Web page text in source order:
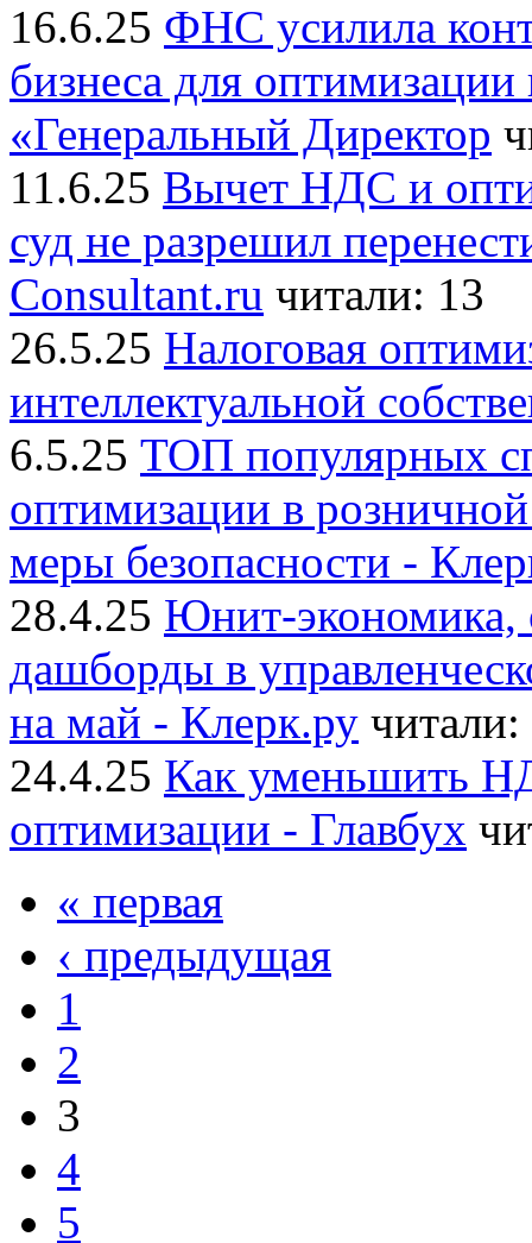
16.6.25 ФНС усилила
бизнеса для
«Генеральный Директор
11.6.25 Вычет НДС и
суд не разрешил
Consultant.ru читали: 13
26.5.25 Налоговая
интеллектуальной
6.5.25 ТОП популярных
оптимизации в
меры безопасности -
28.4.25 Юнит-экономика,
дашборды в
на май - Клерк.ру читали:
24.4.25 Как уменьшить
оптимизации - Главбух
« первая
‹ предыдущая
1
2
3
4
5